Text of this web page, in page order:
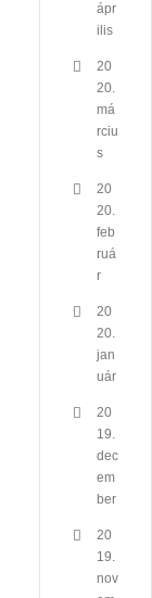
ápr
ilis
20
20.
má
rciu
s
20
20.
feb
ruá
r
20
20.
jan
uár
20
19.
dec
em
ber
20
19.
nov